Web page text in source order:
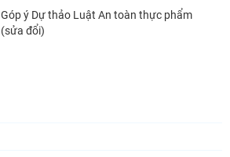
Góp ý Dự thảo Luật An toàn thực phẩm
(sửa đổi)